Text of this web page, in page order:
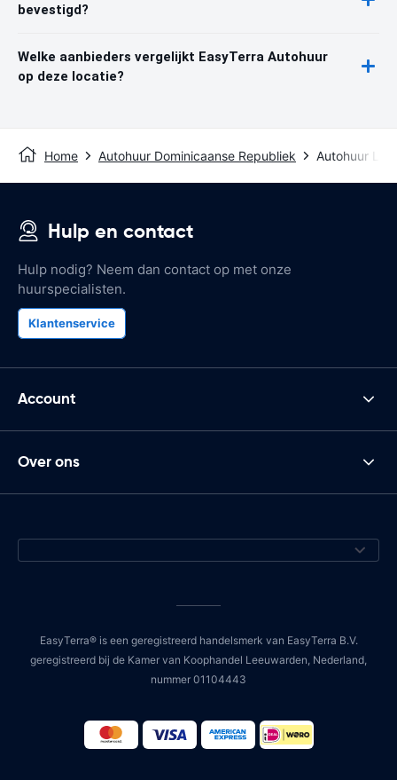
bevestigd?
Welke aanbieders vergelijkt EasyTerra Autohuur
op deze locatie?
Home Autohuur Dominicaanse Republiek Autohuur La
Hulp en contact
Hulp nodig? Neem dan contact op met onze
huurspecialisten.
Klantenservice
Account
Over ons
EasyTerra® is een geregistreerd handelsmerk van EasyTerra B.V.
geregistreerd bij de Kamer van Koophandel Leeuwarden, Nederland,
nummer 01104443